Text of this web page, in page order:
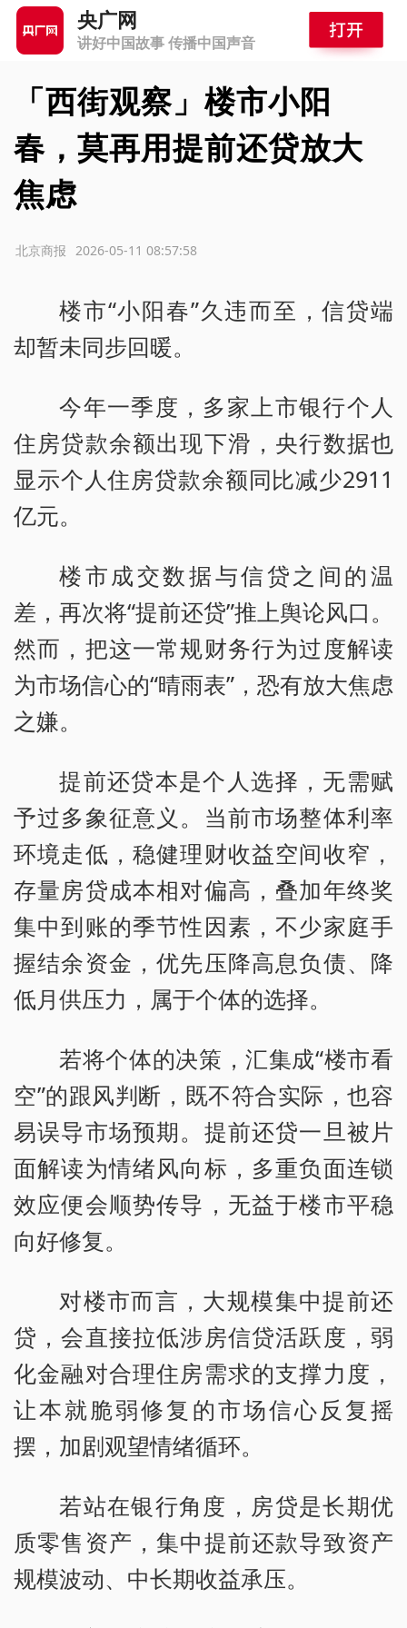
央广网
讲好中国故事 传播中国声音
「西街观察」楼市小阳
春，莫再用提前还贷放大
焦虑
2026-05-11 08:57:58
北京商报
楼市“小阳春”久违而至，信贷端
却暂未同步回暖。
今年一季度，多家上市银行个人
住房贷款余额出现下滑，央行数据也
显示个人住房贷款余额同比减少2911
亿元。
楼市成交数据与信贷之间的温
差，再次将“提前还贷”推上舆论风口。
然而，把这一常规财务行为过度解读
为市场信心的“晴雨表”，恐有放大焦虑
之嫌。
提前还贷本是个人选择，无需赋
予过多象征意义。当前市场整体利率
环境走低，稳健理财收益空间收窄，
存量房贷成本相对偏高，叠加年终奖
集中到账的季节性因素，不少家庭手
握结余资金，优先压降高息负债、降
低月供压力，属于个体的选择。
若将个体的决策，汇集成“楼市看
空”的跟风判断，既不符合实际，也容
易误导市场预期。提前还贷一旦被片
面解读为情绪风向标，多重负面连锁
效应便会顺势传导，无益于楼市平稳
向好修复。
对楼市而言，大规模集中提前还
贷，会直接拉低涉房信贷活跃度，弱
化金融对合理住房需求的支撑力度，
让本就脆弱修复的市场信心反复摇
摆，加剧观望情绪循环。
若站在银行角度，房贷是长期优
质零售资产，集中提前还款导致资产
规模波动、中长期收益承压。